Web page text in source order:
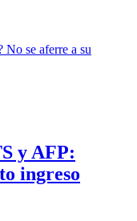
y AFP:
ingreso